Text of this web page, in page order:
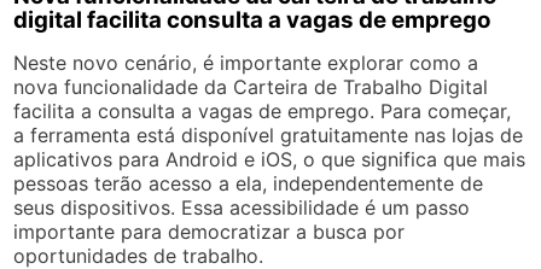
digital facilita consulta a vagas de emprego
Neste novo cenário, é importante explorar como a
nova funcionalidade da Carteira de Trabalho Digital
facilita a consulta a vagas de emprego. Para começar,
a ferramenta está disponível gratuitamente nas lojas de
aplicativos para Android e iOS, o que significa que mais
pessoas terão acesso a ela, independentemente de
seus dispositivos. Essa acessibilidade é um passo
importante para democratizar a busca por
oportunidades de trabalho.